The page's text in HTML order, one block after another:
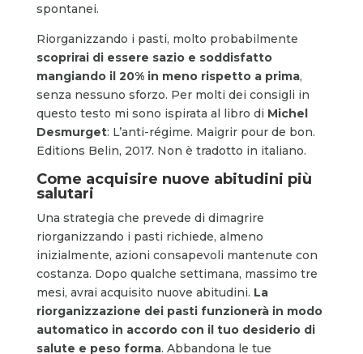
spontanei.
Riorganizzando i pasti, molto probabilmente
scoprirai di essere sazio e soddisfatto
mangiando il 20% in meno rispetto a prima,
senza nessuno sforzo. Per molti dei consigli in
questo testo mi sono ispirata al libro di Michel
Desmurget: L’anti-régime. Maigrir pour de bon.
Editions Belin, 2017. Non è tradotto in italiano.
Come acquisire nuove abitudini più
salutari
Una strategia che prevede di dimagrire
riorganizzando i pasti richiede, almeno
inizialmente, azioni consapevoli mantenute con
costanza. Dopo qualche settimana, massimo tre
mesi, avrai acquisito nuove abitudini. La
riorganizzazione dei pasti funzionerà in modo
automatico in accordo con il tuo desiderio di
salute e peso forma. Abbandona le tue